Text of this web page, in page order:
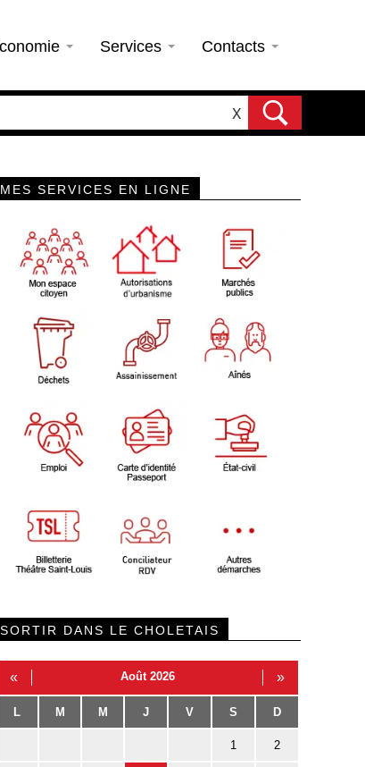
Services Contacts
X
MES SERVICES EN LIGNE
SORTIR DANS LE CHOLETAIS
« Août 2026 »
L M M J V S D
1 2